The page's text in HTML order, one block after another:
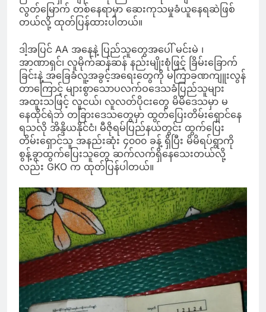
လွတ်မြောက် တစ်နေရာမှာ ဆေးကုသမှုခံယူနေရဆဲဖြစ်
တယ်လို့ ထုတ်ပြန်ထားပါတယ်။
ဒါ့အပြင် AA အနေနဲ့ ပြည်သူတွေအပေါ် မင်းမဲ ၊
အာဏာရှင်၊ လူမိုက်ဆန်ဆန် နည်းမျိုးစုံဖြင့် ခြိမ်းခြောက်
ခြင်းနဲ့ အခြေခံလူ့အခွင့်အရေးတွေကို မကြာခဏကျူးလွန်
တာကြောင့် များစွာသောပလက်ဝဒေသခံပြည်သူများ
အထူးသဖြင့် လူငယ်၊ လူလတ်ပိုငးတွေ မိမိဒေသမှာ မ
နေထိုင်ရဲဘဲ တခြားဒေသတွေမှာ ထွတ်ပြေးတိမ်းရှောင်နေ
ရသလို အိန္ဒိယနိုင်ငံ၊ မီဇိုရမ်ပြည်နယ်တွင်း ထွက်ပြေး
တိမ်းရှောင်သူ အနည်းဆုံး ၄၀၀၀ ခန့် ရှိပြီး မိမိရပ်ရွာကို
စွန့်ခွာထွက်ပြေးသူတွေ ဆက်လက်ရှိနေသေးတယ်လို့
လည်း GKO က ထုတ်ပြန်ပါတယ်။